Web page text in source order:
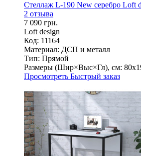
Стеллаж L-190 New серебро Loft
2 отзыва
7 090 грн.
Loft design
Код: 11164
Материал: ДСП и металл
Тип: Прямой
Размеры (Шир×Выс×Гл), см:
Просмотреть Быстрый заказ